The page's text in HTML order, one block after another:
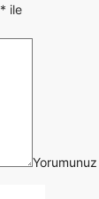
* ile
Yorumunuz